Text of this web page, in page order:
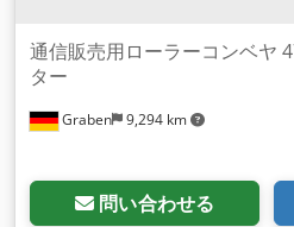
Apehiyhwecjwa ローラーピッチ
ム：亜鉛メッキ ローラーの素材色
ムの素材色：亜鉛メッキ ラベルホ
Graben 9,294 km
通信販売用ローラーコンベヤ
ター
問い合わせる